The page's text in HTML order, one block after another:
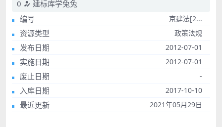
0
建标库学兔兔
编号
京建法[2...
资源类型 政策法规
发布日期 2012-07-01
实施日期 2012-07-01
废止日期 -
入库日期 2017-10-10
最近更新 2021年05月29日